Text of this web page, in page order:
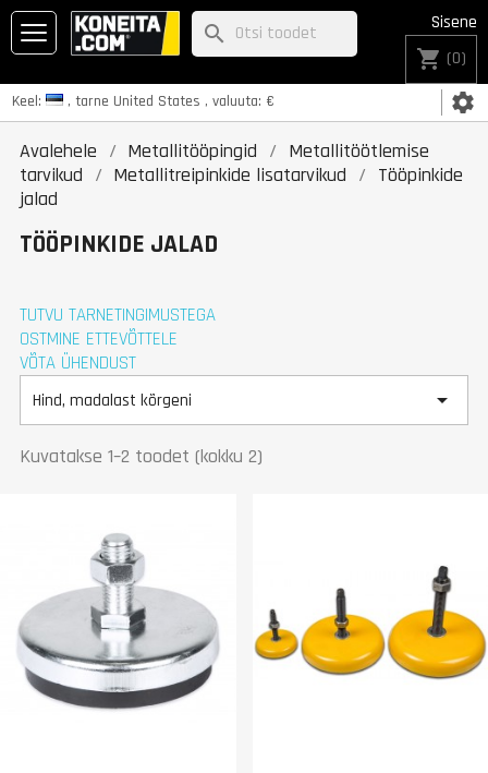
Keel: , tarne United States , valuuta: € settings
Sisene
shopping_cart (0)
search
Avalehele Metallitööpingid
Metallitöötlemise
tarvikud
Metallitreipinkide lisatarvikud
Tööpinkide
jalad
TÖÖPINKIDE JALAD
TUTVU TARNETINGIMUSTEGA
OSTMINE ETTEVÕTTELE
VÕTA ÜHENDUST
Hind, madalast kõrgeni 
Kuvatakse 1–2 toodet (kokku 2)